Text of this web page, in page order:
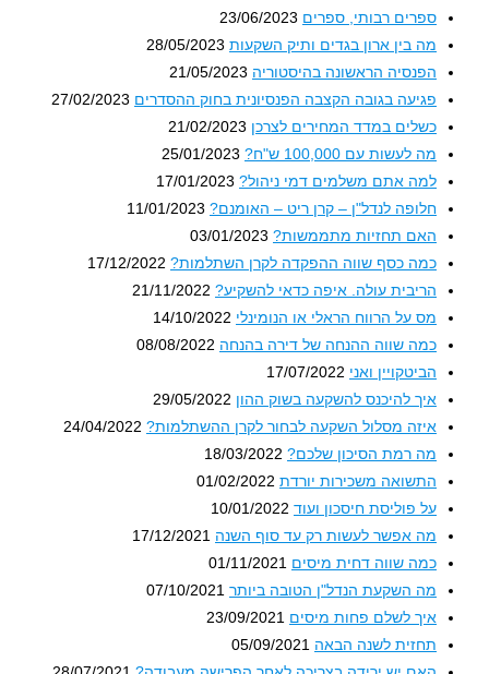
ספרים רבותי, ספרים 23/06/2023
מה בין ארון בגדים ותיק השקעות 28/05/2023
הפנסיה הראשונה בהיסטוריה 21/05/2023
פגיעה בגובה הקצבה הפנסיונית בחוק ההסדרים 27/02/2023
כשלים במדד המחירים לצרכן 21/02/2023
מה לעשות עם 100,000 ש"ח?
25/01/2023
למה אתם משלמים דמי ניהול? 17/01/2023
חלופה לנדל"ן – קרן ריט – האומנם? 11/01/2023
האם תחזיות מתממשות? 03/01/2023
כמה כסף שווה ההפקדה לקרן השתלמות? 17/12/2022
הריבית עולה. איפה כדאי להשקיע? 21/11/2022
מס על הרווח הראלי או הנומינלי 14/10/2022
כמה שווה ההנחה של דירה בהנחה 08/08/2022
הביטקויין ואני 17/07/2022
איך להיכנס להשקעה בשוק ההון 29/05/2022
איזה מסלול השקעה לבחור לקרן ההשתלמות? 24/04/2022
מה רמת הסיכון שלכם? 18/03/2022
התשואה משכירות יורדת 01/02/2022
על פוליסת חיסכון ועוד
10/01/2022
מה אפשר לעשות רק עד סוף השנה 17/12/2021
כמה שווה דחית מיסים 01/11/2021
מה השקעת הנדל"ן הטובה ביותר 07/10/2021
איך לשלם פחות מיסים 23/09/2021
תחזית לשנה הבאה 05/09/2021